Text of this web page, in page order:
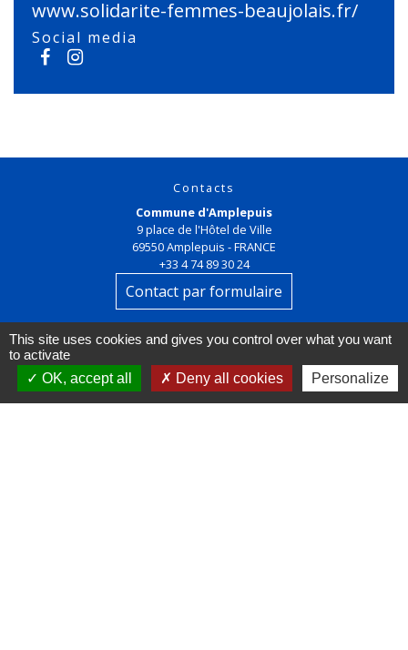
www.solidarite-femmes-beaujolais.fr/
Social media
Contacts
Commune d'Amplepuis
9 place de l'Hôtel de Ville
69550 Amplepuis - FRANCE
+33 4 74 89 30 24
Contact par formulaire
This site uses cookies and gives you control over what you want
to activate
OK, accept all
Deny all cookies Personalize